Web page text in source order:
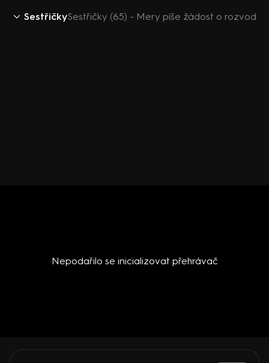
SestřičkySestřičky (65) - Mery píše žádost o rozvod
Nepodařilo se inicializovat přehrávač